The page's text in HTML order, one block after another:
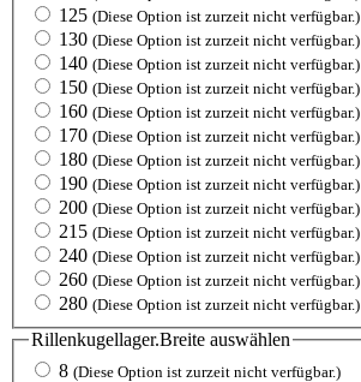
125 (Diese Option ist zurzeit nicht verfügbar.)
130 (Diese Option ist zurzeit nicht verfügbar.)
140 (Diese Option ist zurzeit nicht verfügbar.)
150 (Diese Option ist zurzeit nicht verfügbar.)
160 (Diese Option ist zurzeit nicht verfügbar.)
170 (Diese Option ist zurzeit nicht verfügbar.)
180 (Diese Option ist zurzeit nicht verfügbar.)
190 (Diese Option ist zurzeit nicht verfügbar.)
200 (Diese Option ist zurzeit nicht verfügbar.)
215 (Diese Option ist zurzeit nicht verfügbar.)
240 (Diese Option ist zurzeit nicht verfügbar.)
260 (Diese Option ist zurzeit nicht verfügbar.)
280 (Diese Option ist zurzeit nicht verfügbar.)
Rillenkugellager.Breite auswählen
8 (Diese Option ist zurzeit nicht verfügbar.)